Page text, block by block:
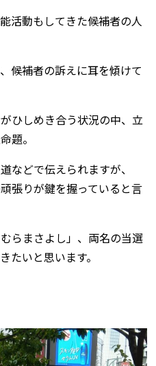
活動もしてきた候補者の人
候補者の訴えに耳を傾けて
ひしめき合う状況の中、立
題。
などで伝えられますが、
張りが鍵を握っていると言
らまさよし」、両名の当選
たいと思います。